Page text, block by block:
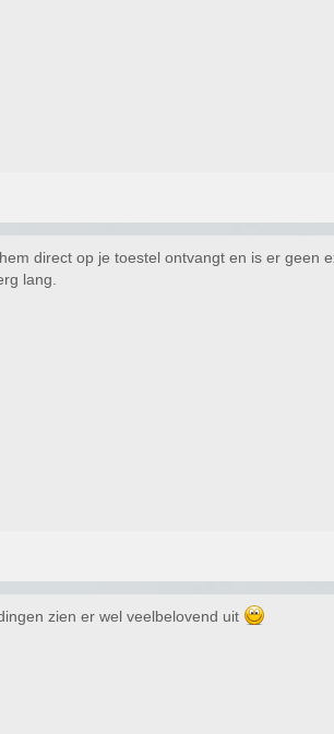
direct op je toestel ontvangt en is er geen
lang.
zien er wel veelbelovend uit